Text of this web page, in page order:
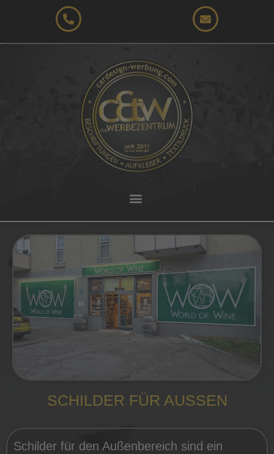
SCHILDER FÜR AUSSEN
Schilder für den Außenbereich sind ein